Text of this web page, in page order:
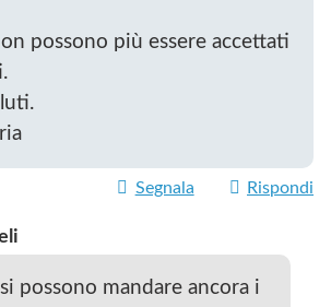
possono più essere accettati
Segnala Rispondi
possono mandare ancora i